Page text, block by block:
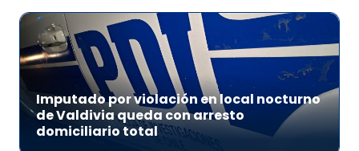
Imputado por violación en local nocturno
de Valdivia queda con arresto
domiciliario total